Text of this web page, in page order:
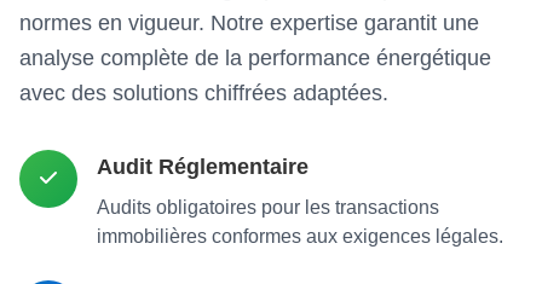
normes en vigueur. Notre expertise garantit une
analyse complète de la performance énergétique
avec des solutions chiffrées adaptées.
Audit Réglementaire
Audits obligatoires pour les transactions
immobilières conformes aux exigences légales.